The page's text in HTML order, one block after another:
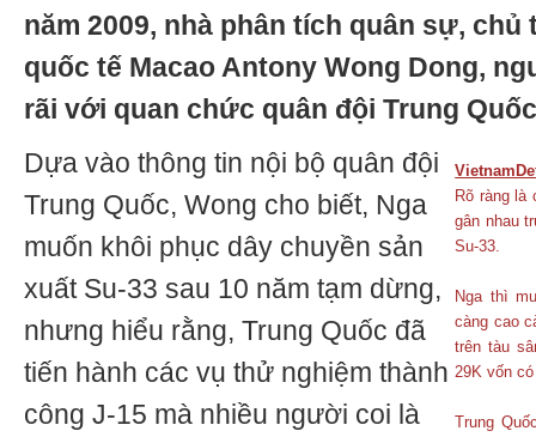
năm 2009, nhà phân tích quân sự,
quốc tế Macao Antony Wong Dong,
rãi với quan chức quân đội Trung
Rõ ràng là
gân nhau
Su-33.
Nga thì
càng cao
trên tàu
29K vốn
Trung
Dựa vào thông tin nội bộ quân đội
Trung Quốc, Wong cho biết, Nga
muốn khôi phục dây chuyền sản
xuất Su-33 sau 10 năm tạm dừng,
nhưng hiểu rằng, Trung Quốc đã
tiến hành các vụ thử nghiệm thành
công J-15 mà nhiều người coi là